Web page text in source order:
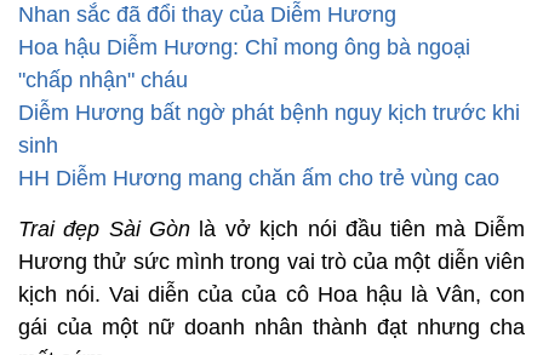
Nhan sắc đã đổi thay của Diễm Hương
Hoa hậu Diễm Hương: Chỉ mong ông bà ngoại
"chấp nhận" cháu
Diễm Hương bất ngờ phát bệnh nguy kịch trước khi
sinh
HH Diễm Hương mang chăn ấm cho trẻ vùng cao
Trai đẹp Sài Gòn là vở kịch nói đầu tiên mà Diễm
Hương thử sức mình trong vai trò của một diễn viên
kịch nói. Vai diễn của của cô Hoa hậu là Vân, con
gái của một nữ doanh nhân thành đạt nhưng cha